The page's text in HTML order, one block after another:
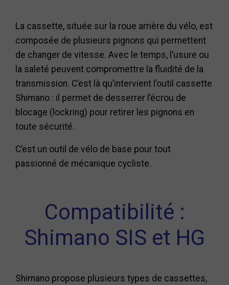
La cassette, située sur la roue arrière du vélo, est
composée de plusieurs pignons qui permettent
de changer de vitesse. Avec le temps, l’usure ou
la saleté peuvent compromettre la fluidité de la
transmission. C’est là qu’intervient l’outil cassette
Shimano : il permet de desserrer l’écrou de
blocage (lockring) pour retirer les pignons en
toute sécurité.
C’est un outil de vélo de base pour tout
passionné de mécanique cycliste.
Compatibilité :
Shimano SIS et HG
Shimano propose plusieurs types de cassettes,